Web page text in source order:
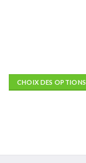
CHOIX DES OPTIONS
Les